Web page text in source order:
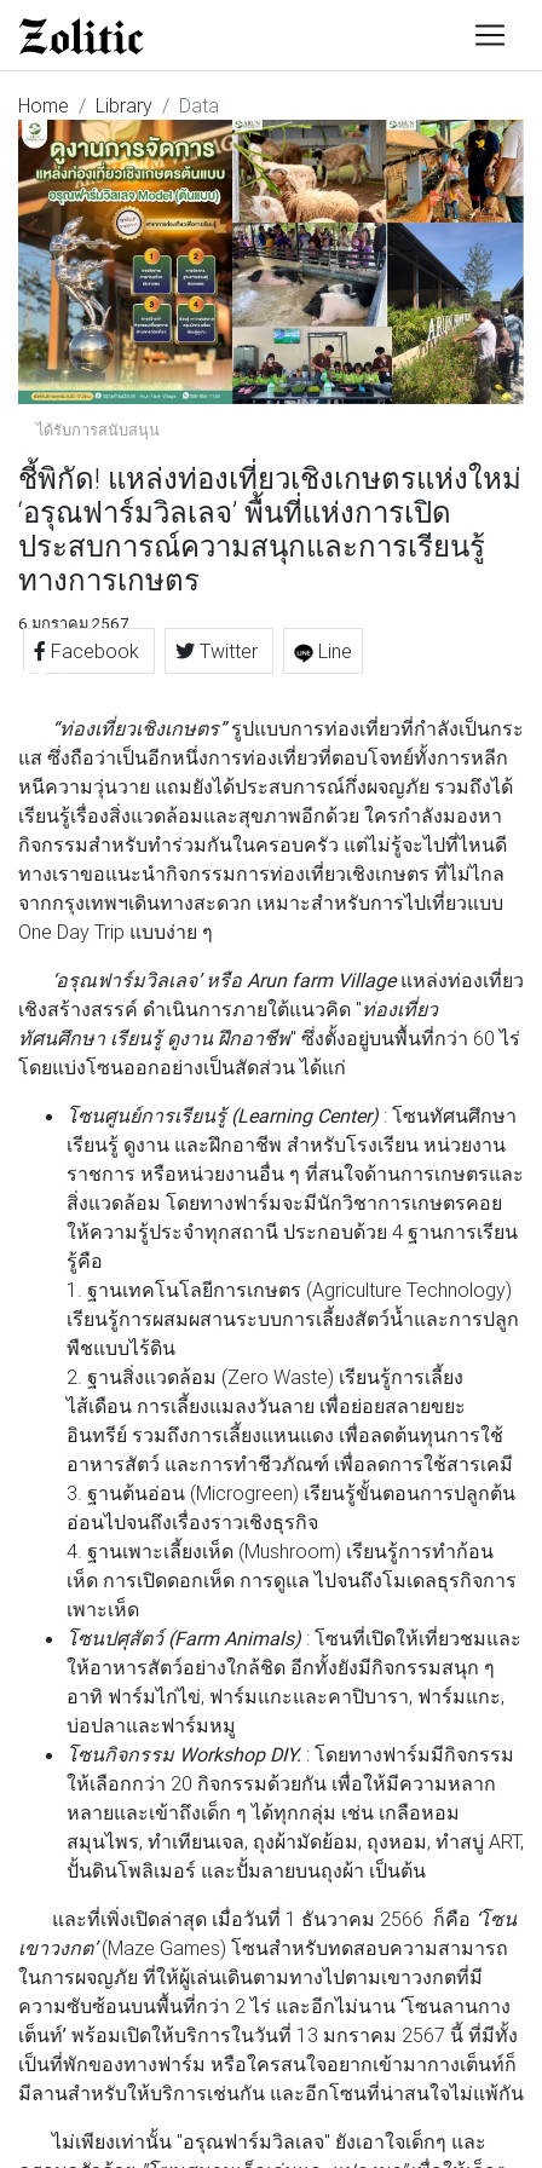
Home Library Data
ได้รับการสนับสนุน
ชี้พิกัด! แหล่งท่องเที่ยวเชิงเกษตรแห่งใหม่
‘อรุณฟาร์มวิลเลจ’ พื้นที่แห่งการเปิด
ประสบการณ์ความสนุกและการเรียนรู้
ทางการเกษตร
6 มกราคม 2567
Facebook Twitter Line
“ท่องเที่ยวเชิงเกษตร”รูปแบบการท่องเที่ยวที่กำลังเป็นกระ
แส ซึ่งถือว่าเป็นอีกหนึ่งการท่องเที่ยวที่ตอบโจทย์ทั้งการหลีก
หนีความวุ่นวาย แถมยังได้ประสบการณ์กึ่งผจญภัย รวมถึงได้
เรียนรู้เรื่องสิ่งแวดล้อมและสุขภาพอีกด้วย ใครกำลังมองหา
กิจกรรมสำหรับทำร่วมกันในครอบครัว แต่ไม่รู้จะไปที่ไหนดี
ทางเราขอแนะนำกิจกรรมการท่องเที่ยวเชิงเกษตร ที่ไม่ไกล
จากกรุงเทพฯเดินทางสะดวก เหมาะสำหรับการไปเที่ยวแบบ
One Day Trip แบบง่าย ๆ
‘อรุณฟาร์มวิลเลจ’ หรือ Arun farm Village แหล่งท่องเที่ยว
เชิงสร้างสรรค์ ดำเนินการภายใต้แนวคิด "ท่องเที่ยว
ทัศนศึกษา เรียนรู้ ดูงาน ฝึกอาชีพ" ซึ่งตั้งอยู่บนพื้นที่กว่า 60 ไร่
โดยแบ่งโซนออกอย่างเป็นสัดส่วน ได้แก่
โซนศูนย์การเรียนรู้ (Learning Center) : โซนทัศนศึกษา
เรียนรู้ ดูงาน และฝึกอาชีพ สำหรับโรงเรียน หน่วยงาน
ราชการ หรือหน่วยงานอื่น ๆ ที่สนใจด้านการเกษตรและ
สิ่งแวดล้อม โดยทางฟาร์มจะมีนักวิชาการเกษตรคอย
ให้ความรู้ประจำทุกสถานี ประกอบด้วย 4 ฐานการเรียน
รู้คือ
1. ฐานเทคโนโลยีการเกษตร (Agriculture Technology)
เรียนรู้การผสมผสานระบบการเลี้ยงสัตว์น้ำและการปลูก
พืชแบบไร้ดิน
2. ฐานสิ่งแวดล้อม (Zero Waste) เรียนรู้การเลี้ยง
ไส้เดือน การเลี้ยงแมลงวันลาย เพื่อย่อยสลายขยะ
อินทรีย์ รวมถึงการเลี้ยงแหนแดง เพื่อลดต้นทุนการใช้
อาหารสัตว์ และการทำชีวภัณฑ์ เพื่อลดการใช้สารเคมี
3. ฐานต้นอ่อน (Microgreen) เรียนรู้ขั้นตอนการปลูกต้น
อ่อนไปจนถึงเรื่องราวเชิงธุรกิจ
4. ฐานเพาะเลี้ยงเห็ด (Mushroom) เรียนรู้การทำก้อน
เห็ด การเปิดดอกเห็ด การดูแล ไปจนถึงโมเดลธุรกิจการ
เพาะเห็ด
โซนปศุสัตว์ (Farm Animals) : โซนที่เปิดให้เที่ยวชมและ
ให้อาหารสัตว์อย่างใกล้ชิด อีกทั้งยังมีกิจกรรมสนุก ๆ
อาทิ ฟาร์มไก่ไข่, ฟาร์มแกะและคาปิบารา, ฟาร์มแกะ,
บ่อปลาและฟาร์มหมู
โซนกิจกรรม Workshop DIY. : โดยทางฟาร์มมีกิจกรรม
ให้เลือกกว่า 20 กิจกรรมด้วยกัน เพื่อให้มีความหลาก
หลายและเข้าถึงเด็ก ๆ ได้ทุกกลุ่ม เช่น เกลือหอม
สมุนไพร, ทำเทียนเจล, ถุงผ้ามัดย้อม, ถุงหอม, ทำสบู่ ART,
ปั้นดินโพลิเมอร์ และปั้มลายบนถุงผ้า เป็นต้น
และที่เพิ่งเปิดล่าสุด เมื่อวันที่ 1 ธันวาคม 2566 ก็คือ ‘โซน
เขาวงกต’ (Maze Games) โซนสำหรับทดสอบความสามารถ
ในการผจญภัย ที่ให้ผู้เล่นเดินตามทางไปตามเขาวงกตที่มี
ความซับซ้อนบนพื้นที่กว่า 2 ไร่ และอีกไม่นาน ‘โซนลานกาง
เต็นท์’ พร้อมเปิดให้บริการในวันที่ 13 มกราคม 2567 นี้ ที่มีทั้ง
เป็นที่พักของทางฟาร์ม หรือใครสนใจอยากเข้ามากางเต็นท์ก็
มีลานสำหรับให้บริการเช่นกัน และอีกโซนที่น่าสนใจไม่แพ้กัน
ไม่เพียงเท่านั้น "อรุณฟาร์มวิลเลจ" ยังเอาใจเด็กๆ และ